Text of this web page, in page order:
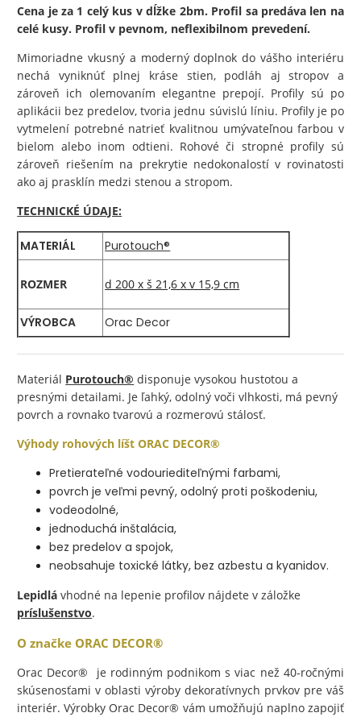
Cena je za 1 celý kus v dĺžke 2bm. Profil sa predáva len na
celé kusy. Profil v pevnom, neflexibilnom prevedení.
Mimoriadne vkusný a moderný doplnok do vášho interiéru
nechá vyniknúť plnej kráse stien, podláh aj stropov a
zároveň ich olemovaním elegantne prepojí. Profily sú po
aplikácii bez predelov, tvoria jednu súvislú líniu. Profily je po
vytmelení potrebné natrieť kvalitnou umývateľnou farbou v
bielom alebo inom odtieni. Rohové či stropné profily sú
zároveň riešením na prekrytie nedokonalostí v rovinatosti
ako aj prasklín medzi stenou a stropom.
TECHNICKÉ ÚDAJE:
MATERIÁL Purotouch®
ROZMER d 200 x š 21,6 x v 15,9 cm
VÝROBCA Orac Decor
Materiál Purotouch® disponuje vysokou hustotou a
presnými detailami. Je ľahký, odolný voči vlhkosti, má pevný
povrch a rovnako tvarovú a rozmerovú stálosť.
Výhody rohových líšt ORAC DECOR®
Pretierateľné vodouriediteľnými farbami,
povrch je veľmi pevný, odolný proti poškodeniu,
vodeodolné,
jednoduchá inštalácia,
bez predelov a spojok,
neobsahuje toxické látky, bez azbestu a kyanidov.
Lepidlá vhodné na lepenie profilov nájdete v záložke
príslušenstvo.
O značke ORAC DECOR®
Orac Decor® je rodinným podnikom s viac než 40-ročnými
skúsenosťami v oblasti výroby dekoratívnych prvkov pre váš
interiér. Výrobky Orac Decor® vám umožňujú naplno zapojiť